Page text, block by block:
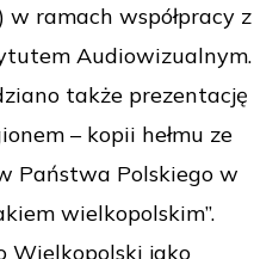
ramach współpracy z
Audiowizualnym.
także prezentację
– kopii hełmu ze
Państwa Polskiego w
wielkopolskim”.
Wielkopolski jako